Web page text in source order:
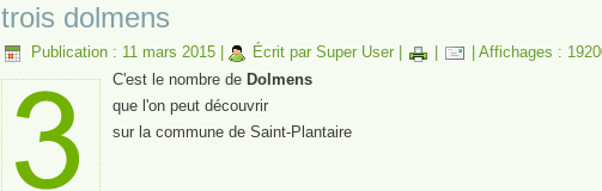
trois dolmens
Publication : 11 mars 2015 Écrit par Super User
Affichages :
C'est le nombre de Dolmens
que l'on peut découvrir
sur la commune de Saint-Plantaire